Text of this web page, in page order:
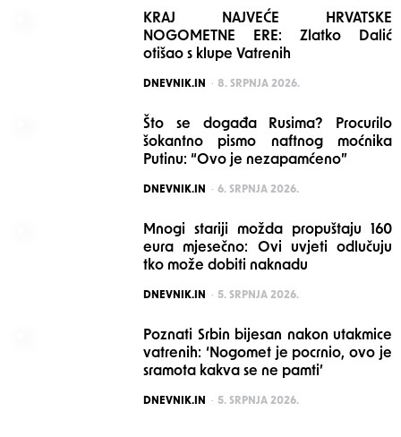
KRAJ NAJVEĆE HRVATSKE
NOGOMETNE ERE: Zlatko Dalić
otišao s klupe Vatrenih
POSTED
DNEVNIK.IN 8. SRPNJA 2026.
Što se događa Rusima? Procurilo
šokantno pismo naftnog moćnika
Putinu: “Ovo je nezapamćeno”
POSTED
DNEVNIK.IN 6. SRPNJA 2026.
Mnogi stariji možda propuštaju 160
eura mjesečno: Ovi uvjeti odlučuju
tko može dobiti naknadu
POSTED
DNEVNIK.IN 5. SRPNJA 2026.
Poznati Srbin bijesan nakon utakmice
vatrenih: ‘Nogomet je pocrnio, ovo je
sramota kakva se ne pamti’
POSTED
DNEVNIK.IN 5. SRPNJA 2026.